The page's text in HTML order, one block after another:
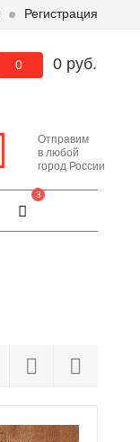
Регистрация
0 0 руб.
Отправим
в любой
город России
3